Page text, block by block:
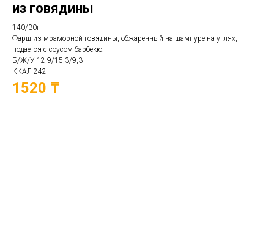
из говядины
140/30г
Фарш из мраморной говядины, обжаренный на шампуре на углях,
подается с соусом барбекю.
Б/Ж/У 12,9/15,3/9,3
ККАЛ 242
1520 ₸